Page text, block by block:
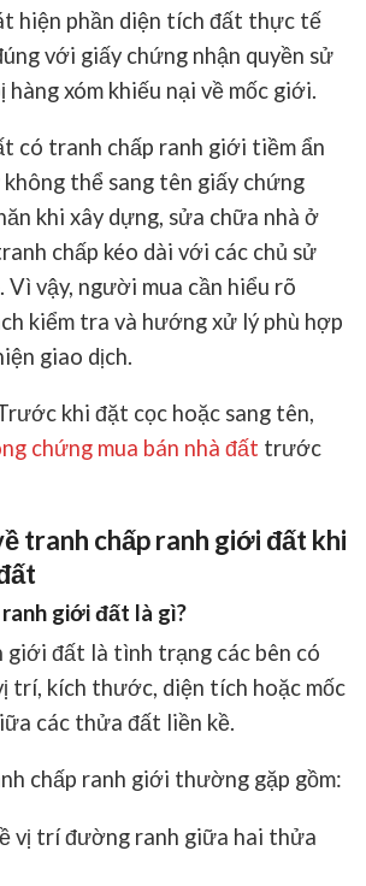
hiện phần diện tích đất thực tế
với giấy chứng nhận quyền sử
hàng xóm khiếu nại về mốc giới.
có tranh chấp ranh giới tiềm ẩn
thể sang tên giấy chứng
khi xây dựng, sửa chữa nhà ở
chấp kéo dài với các chủ sử
Vì vậy, người mua cần hiểu rõ
kiểm tra và hướng xử lý phù hợp
giao dịch.
khi đặt cọc hoặc sang tên,
chứng mua bán nhà đất trước
tranh chấp ranh giới đất khi
giới đất là gì?
giới đất là tình trạng các bên có
trí, kích thước, diện tích hoặc mốc
các thửa đất liền kề.
chấp ranh giới thường gặp gồm:
vị trí đường ranh giữa hai thửa